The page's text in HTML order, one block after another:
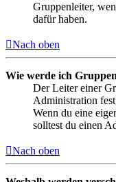
Gruppenleiter,
dafür haben.
Nach oben
Wie werde ich
Der Leiter einer
Administration
Wenn du eine
solltest du einen
Nach oben